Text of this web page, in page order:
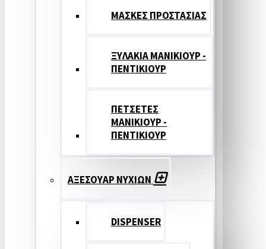
ΜΑΣΚΕΣ ΠΡΟΣΤΑΣΙΑΣ
ΞΥΛΑΚΙΑ ΜΑΝΙΚΙΟΥΡ -
ΠΕΝΤΙΚΙΟΥΡ
ΠΕΤΣΕΤΕΣ
ΜΑΝΙΚΙΟΥΡ -
ΠΕΝΤΙΚΙΟΥΡ
ΑΞΕΣΟΥΑΡ ΝΥΧΙΩΝ
DISPENSER